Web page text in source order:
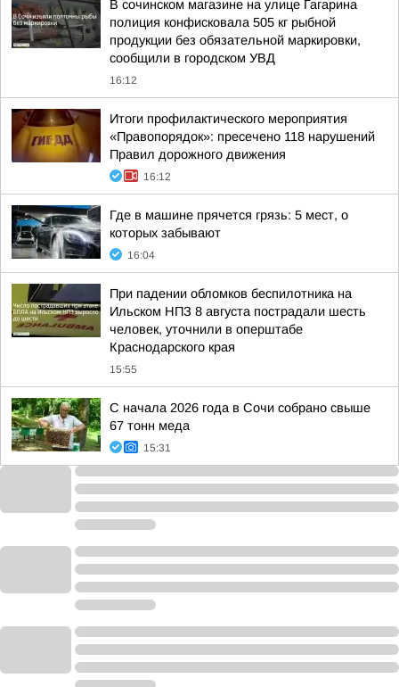
В сочинском магазине на улице Гагарина
полиция конфисковала 505 кг рыбной
продукции без обязательной маркировки,
сообщили в городском УВД
16:12
Итоги профилактического мероприятия
«Правопорядок»: пресечено 118 нарушений
Правил дорожного движения
16:12
Где в машине прячется грязь: 5 мест, о
которых забывают
16:04
При падении обломков беспилотника на
Ильском НПЗ 8 августа пострадали шесть
человек, уточнили в оперштабе
Краснодарского края
15:55
С начала 2026 года в Сочи собрано свыше
67 тонн меда
15:31